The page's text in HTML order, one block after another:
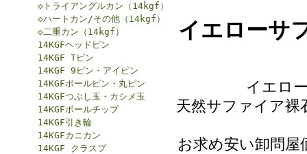
◇トライアングルカン（14kgf）
◇ハートカン/その他（14kgf）
◇二重カン（14kgf）
14KGFヘッドピン
14KGF Tピン
14KGF 9ピン・アイピン
14KGFボールピン・丸ピン
14KGFつぶし玉・カシメ玉
14KGFボールチップ
14KGF引き輪
14KGFカニカン
14KGF クラスプ
イエローサ
イエロ
天然サファイア裸
お求め安い卸問屋